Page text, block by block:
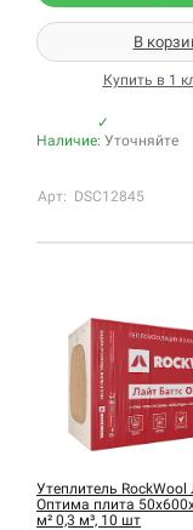
В
Купить в 1
✓
Наличие: Уточняйте
Арт: DSC12845
Утеплитель RockWool
Оптима плита
м² 0,3 м³, 10 шт